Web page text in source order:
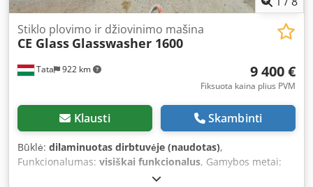
Tata 922 km
Stiklo plovimo ir džiovinimo mašina
CE Glass Glasswasher 1600
9 400 €
Fiksuota kaina plius PVM
Klausti Skambinti
Būklė: dilaminuotas dirbtuvėje (naudotas),
Funkcionalumas: visiškai funkcionalus, Gamybos metai:
, CE Glass gamybos 1600 mm vertikali stiklo plovimo ir